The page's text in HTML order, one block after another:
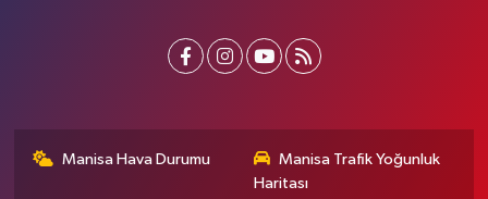
Manisa Hava Durumu
Manisa Trafik Yoğunluk
Haritası